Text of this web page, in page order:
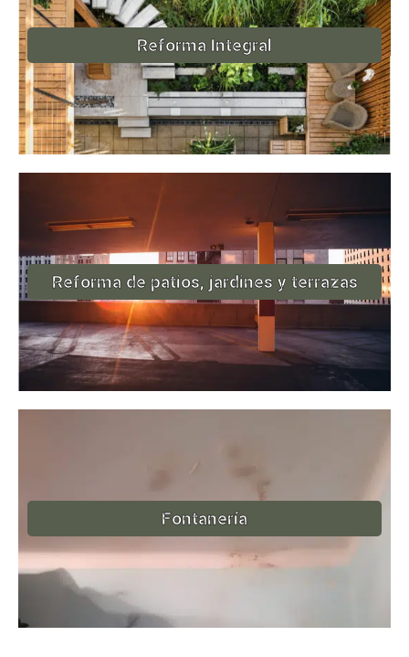
Reforma Integral
Reforma de patios, jardines y terrazas
Fontanería